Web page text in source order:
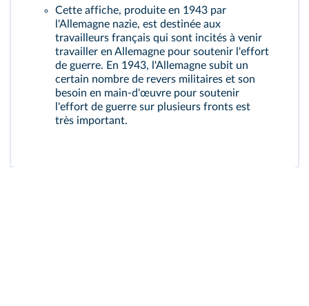
Cette affiche, produite en 1943 par
l'Allemagne nazie, est destinée aux
travailleurs français qui sont incités à venir
travailler en Allemagne pour soutenir l'effort
de guerre. En 1943, l'Allemagne subit un
certain nombre de revers militaires et son
besoin en main-d'œuvre pour soutenir
l'effort de guerre sur plusieurs fronts est
très important.